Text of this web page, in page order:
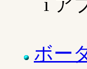
ボー